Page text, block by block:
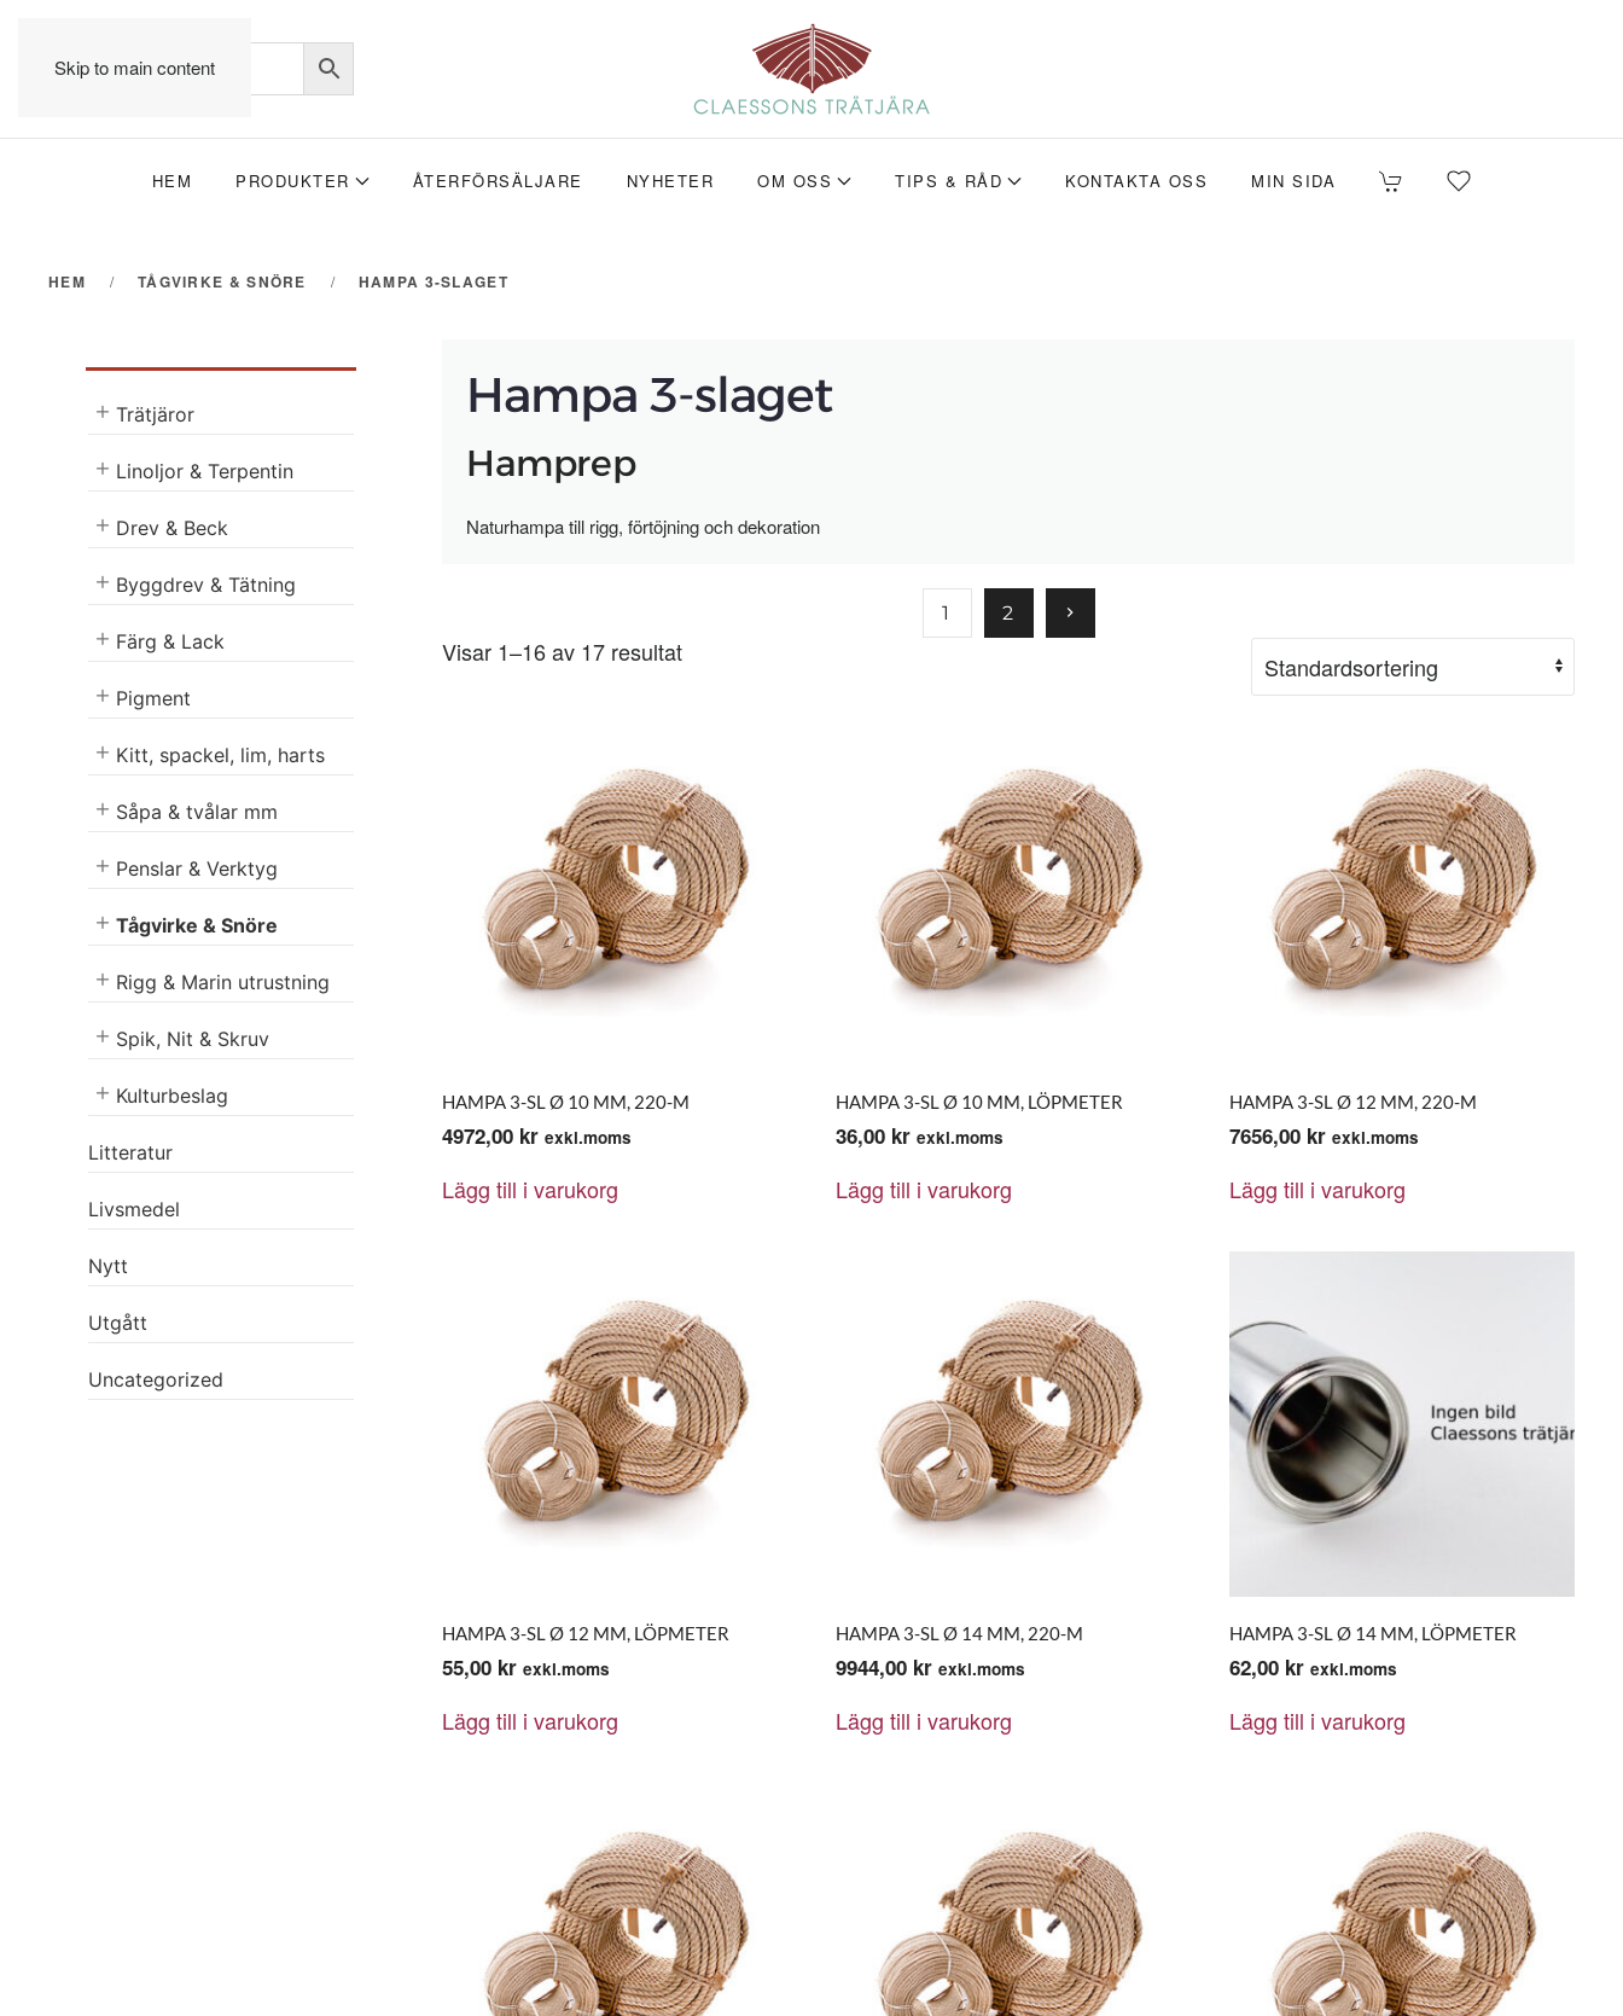
Skip to main content
HEM PRODUKTER ÅTERFÖRSÄLJARE NYHETER OM OSS TIPS & RÅD KONTAKTA OSS MIN SIDA
HEM TÅGVIRKE & SNÖRE HAMPA 3-SLAGET
Trätjäror
Linoljor & Terpentin
Drev & Beck
Byggdrev & Tätning
Färg & Lack
Pigment
Kitt, spackel, lim, harts
Såpa & tvålar mm
Penslar & Verktyg
Tågvirke & Snöre
Rigg & Marin utrustning
Spik, Nit & Skruv
Kulturbeslag
Litteratur
Livsmedel
Nytt
Utgått
Uncategorized
Hampa 3-slaget
Hamprep
Naturhampa till rigg, förtöjning och dekoration
1 2
Visar 1–16 av 17 resultat
HAMPA 3-SL Ø 10 MM, 220-M
4972,00 kr exkl.moms
Lägg till i varukorg
HAMPA 3-SL Ø 10 MM, LÖPMETER
36,00 kr exkl.moms
Lägg till i varukorg
HAMPA 3-SL Ø 12 MM, 220-M
7656,00 kr exkl.moms
Lägg till i varukorg
HAMPA 3-SL Ø 12 MM, LÖPMETER
55,00 kr exkl.moms
Lägg till i varukorg
HAMPA 3-SL Ø 14 MM, 220-M
9944,00 kr exkl.moms
Lägg till i varukorg
HAMPA 3-SL Ø 14 MM, LÖPMETER
62,00 kr exkl.moms
Lägg till i varukorg